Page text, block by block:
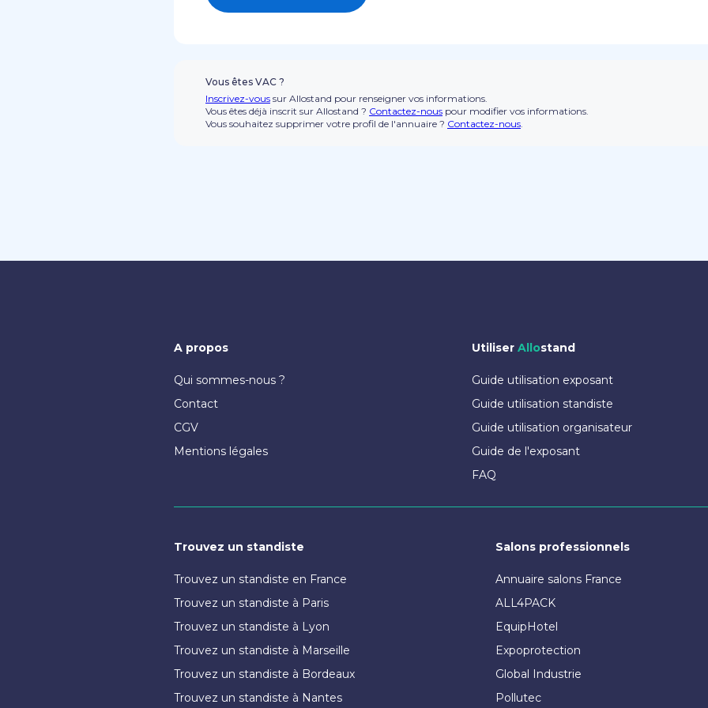
Vous êtes VAC ?
Inscrivez-vous sur Allostand pour renseigner vos informations.
Vous êtes déjà inscrit sur Allostand ? Contactez-nous pour modifier vos informations.
Vous souhaitez supprimer votre profil de l'annuaire ? Contactez-nous
A propos
Qui sommes-nous ?
Contact
CGV
Mentions légales
Utiliser Allostand
Guide utilisation exposant
Guide utilisation standiste
Guide utilisation organisateur
Guide de l'exposant
FAQ
Trouvez un standiste
Trouvez un standiste en France
Trouvez un standiste à Paris
Trouvez un standiste à Lyon
Trouvez un standiste à Marseille
Trouvez un standiste à Bordeaux
Trouvez un standiste à Nantes
Salons professionnels
Annuaire salons France
ALL4PACK
EquipHotel
Expoprotection
Global Industrie
Pollutec